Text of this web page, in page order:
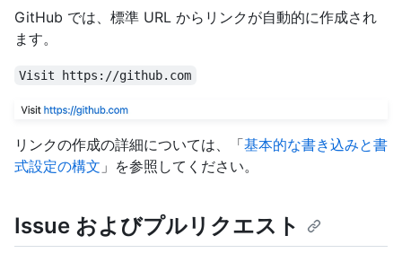
GitHub では、標準 URL からリンクが自動的に作成され
ます。
Visit https://github.com
リンクの作成の詳細については、「基本的な書き込みと書
式設定の構文 」を参照してください。
Issue およびプルリクエスト